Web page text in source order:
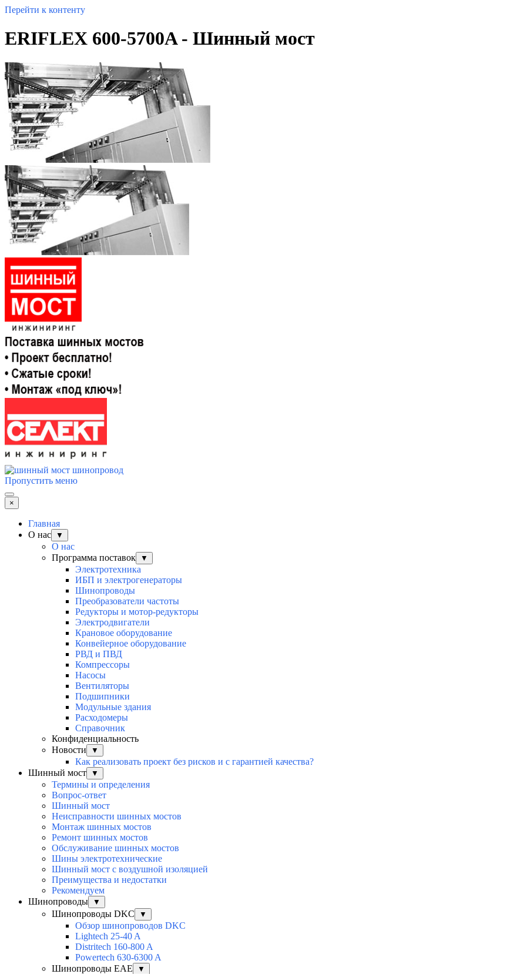
Перейти к контенту
ERIFLEX 600-5700A - Шинный мост
Пропустить меню
×
Главная
О нас
▼
О нас
Программа поставок
▼
Электротехника
ИБП и электрогенераторы
Шинопроводы
Преобразователи частоты
Редукторы и мотор-редукторы
Электродвигатели
Крановое оборудование
Конвейерное оборудование
РВД и ПВД
Компрессоры
Насосы
Вентиляторы
Подшипники
Модульные здания
Расходомеры
Справочник
Конфиденциальность
Новости
▼
Как реализовать проект без рисков и с гарантией качества?
Шинный мост
▼
Термины и определения
Вопрос-ответ
Шинный мост
Неисправности шинных мостов
Монтаж шинных мостов
Ремонт шинных мостов
Обслуживание шинных мостов
Шины электротехнические
Шинный мост с воздушной изоляцией
Преимущества и недостатки
Рекомендуем
Шинопроводы
▼
Шинопроводы DKC ▼
Обзор шинопроводов DKC
Lightech 25-40 A
Distritech 160-800 A
Powertech 630-6300 A
Шинопроводы EAE
▼